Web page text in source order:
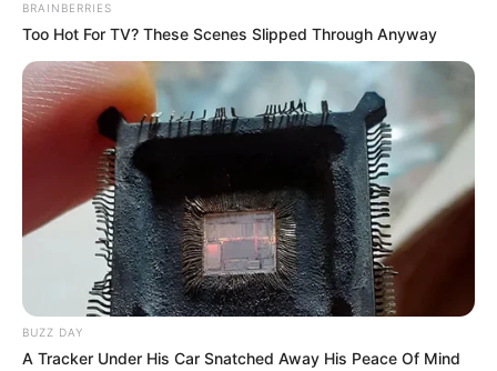
PRIX COLLECTIVITES LOCALES PRONOSTIC
PMU 28-07-2024
BRAINBERRIES
Too Hot For TV? These Scenes Slipped Through Anyway
BUZZ DAY
A Tracker Under His Car Snatched Away His Peace Of Mind